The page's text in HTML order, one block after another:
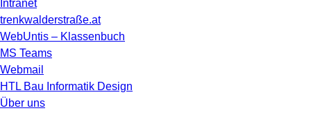
Intranet
trenkwalderstraße.at
WebUntis – Klassenbuch
MS Teams
Webmail
HTL Bau Informatik Design
Über uns